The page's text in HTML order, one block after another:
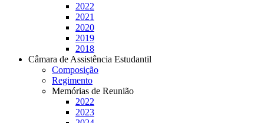
2022
2021
2020
2019
2018
Câmara de Assistência Estudantil
Composição
Regimento
Memórias de Reunião
2022
2023